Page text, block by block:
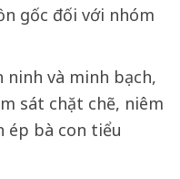
gốc đối với nhóm
ninh và minh bạch,
sát chặt chẽ, niêm
ép bà con tiểu